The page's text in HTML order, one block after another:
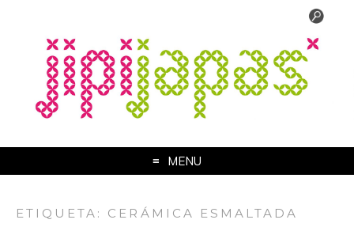
MENU
ETIQUETA: CERÁMICA ESMALTADA